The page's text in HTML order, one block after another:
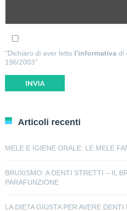
"Dichiaro di aver letto l’informativa di
196/2003"
Articoli recenti
MELE E IGIENE ORALE: LE MELE
BRUXISMO: A DENTI STRETTI – IL
PARAFUNZIONE
LA DIETA GIUSTA PER AVERE DENTI